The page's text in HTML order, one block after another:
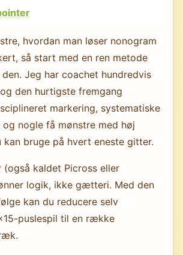
hvordan man løser nonogram
så start med en ren metode
Jeg har coachet hundredvis
den hurtigste fremgang
markering, systematiske
og nogle få mønstre med høj
bruge på hvert eneste gitter.
(også kaldet Picross eller
logik, ikke gætteri. Med den
kan du reducere selv
puslespil til en række